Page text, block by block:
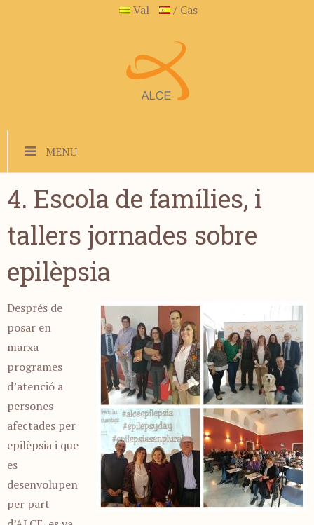
Val / Cas
MENU
4. Escola de famílies, i
tallers jornades sobre
epilèpsia
Després de
posar en
marxa
programes
d’atenció a
persones
afectades per
epilèpsia i que
es
desenvolupen
per part